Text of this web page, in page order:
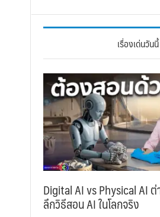
เรื่องเด่นวันนี้
Digital AI vs Physical AI ต่
ลึกวิธีสอน AI ในโลกจริง